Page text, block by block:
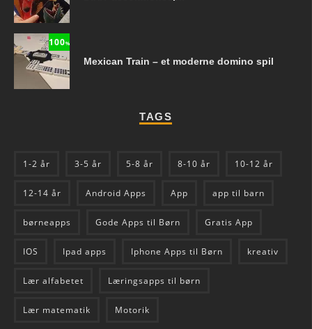
100%
Mexican Train – et moderne domino spil
TAGS
1-2 år 3-5 år 5-8 år 8-10 år 10-12 år
12-14 år Android Apps App app til barn
børneapps Gode Apps til Børn Gratis App
IOS Ipad apps Iphone Apps til Børn kreativ
Lær alfabetet Læringsapps til børn
Lær matematik Motorik